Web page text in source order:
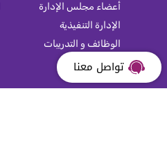
أعضاء مجلس الإدارة
الإدارة التنفيذية
الوظائف و التدريبات
خريطة الموقع
تواصل معنا